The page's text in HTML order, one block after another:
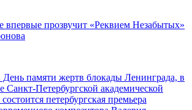
впервые прозвучит «Реквием Незабытых»
День памяти жертв блокады Ленинграда, в
Санкт-Петербургской академической
петербургская премьера